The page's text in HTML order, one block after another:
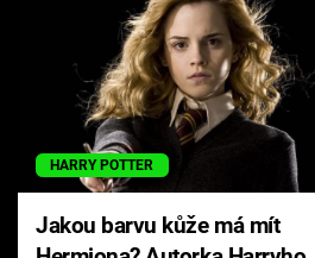
HARRY POTTER
Jakou barvu kůže má mít